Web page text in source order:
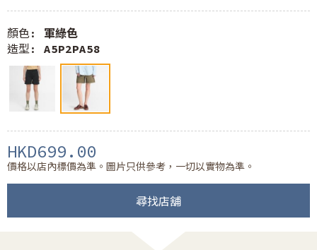
顏色: 軍綠色
造型: A5P2PA58
HKD699.00
價格以店內標價為準。圖片只供參考，一切以實物為準。
尋找店舖